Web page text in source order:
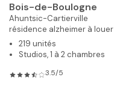
Bois-de-Boulogne
Ahuntsic-Cartierville
résidence alzheimer à louer
219 unités
Studios, 1 à 2 chambres
3.5/5